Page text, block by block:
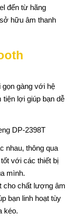
đến từ hãng
hữu âm thanh
gọn gàng với hệ
tiện lợi giúp bạn dễ
nhau, thông qua
với các thiết bị
mình.
cho chất lượng âm
bạn linh hoạt tùy
kéo.